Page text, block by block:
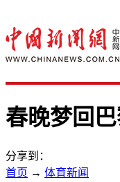
春晚梦回
分享到：
首页 → 体育新闻